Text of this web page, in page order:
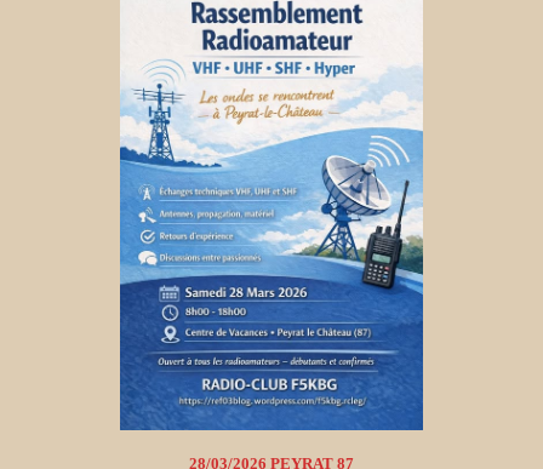
28/03/2026 PEYRAT 87